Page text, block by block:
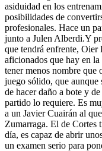
asiduidad en los
posibilidades de
profesionales. Hace un
junto a Julen Alberdi.Y
que tendrá enfrente, Oier
aficionados que hay en
tener menos nombre que
juego sólido, que aunque
de hacer daño a bote y
partido lo requiere. Es
a un Javier Cuairán al
Zumarraga. El de Cortes
día, es capaz de abrir
un examen serio para